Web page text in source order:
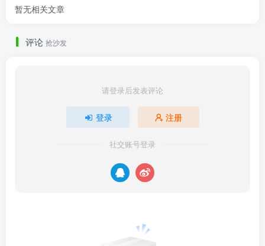
暂无相关文章
评论 抢沙发
请登录后发表评论
登录 注册
社交账号登录